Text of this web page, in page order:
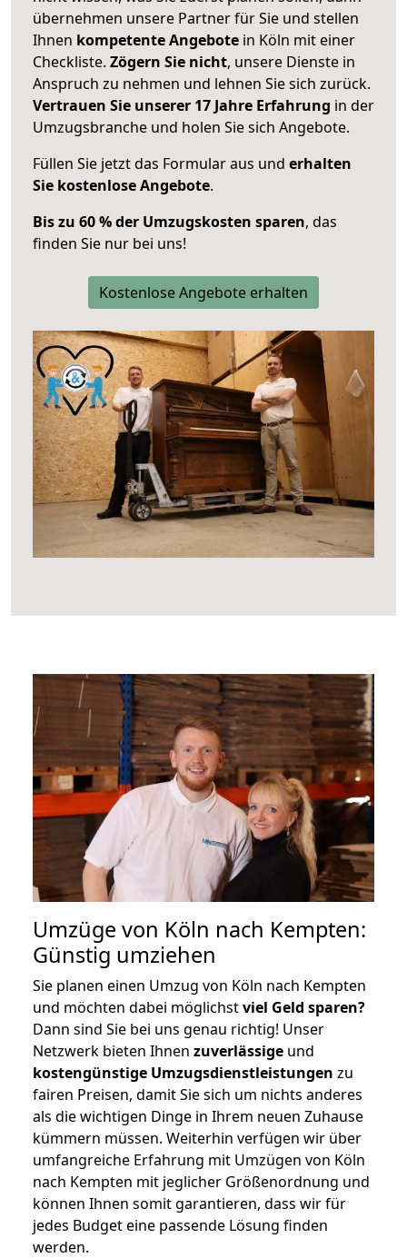
übernehmen unsere Partner für Sie und stellen
Ihnen kompetente Angebote in Köln mit einer
Checkliste. Zögern Sie nicht, unsere Dienste in
Anspruch zu nehmen und lehnen Sie sich zurück.
Vertrauen Sie unserer 17 Jahre Erfahrung in der
Umzugsbranche und holen Sie sich Angebote.
Füllen Sie jetzt das Formular aus und erhalten
Sie kostenlose Angebote.
Bis zu 60 % der Umzugskosten sparen, das
finden Sie nur bei uns!
Kostenlose Angebote erhalten
Umzüge von Köln nach Kempten:
Günstig umziehen
Sie planen einen Umzug von Köln nach Kempten
und möchten dabei möglichstviel Geld sparen?
Dann sind Sie bei uns genau richtig! Unser
Netzwerk bieten Ihnen zuverlässige und
kostengünstige Umzugsdienstleistungen zu
fairen Preisen, damit Sie sich um nichts anderes
als die wichtigen Dinge in Ihrem neuen Zuhause
kümmern müssen. Weiterhin verfügen wir über
umfangreiche Erfahrung mit Umzügen von Köln
nach Kempten mit jeglicher Größenordnung und
können Ihnen somit garantieren, dass wir für
jedes Budget eine passende Lösung finden
werden.